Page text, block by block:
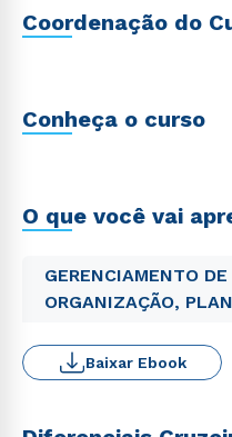
Coordenação do
Conheça o curso
O que você vai
GERENCIAMENTO
ORGANIZAÇÃO,
Baixar Ebook